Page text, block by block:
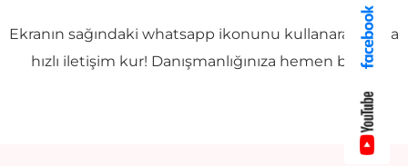
Ekranın sağındaki whatsapp ikonunu kullanarak daha
hızlı iletişim kur! Danışmanlığınıza hemen başla!